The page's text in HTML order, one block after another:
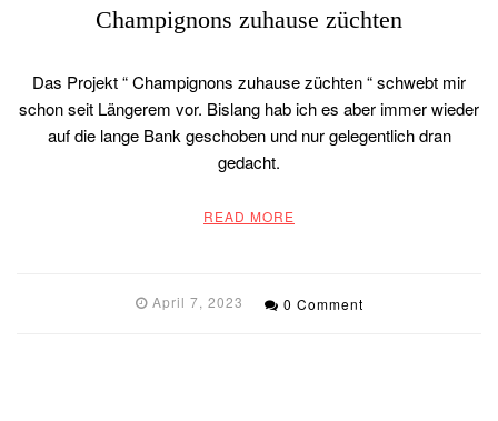
Champignons zuhause züchten
Das Projekt “ Champignons zuhause züchten “ schwebt mir
schon seit Längerem vor. Bislang hab ich es aber immer wieder
auf die lange Bank geschoben und nur gelegentlich dran
gedacht.
READ MORE
April 7, 2023 0 Comment